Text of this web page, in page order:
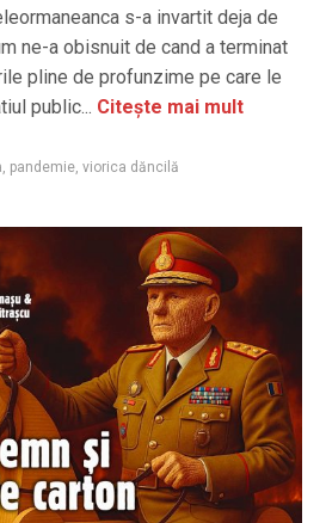
s-a invartit deja de
ne-a obisnuit de cand a terminat
pline de profunzime pe care le
public... Citește mai mult
, pandemie, viorica dăncilă